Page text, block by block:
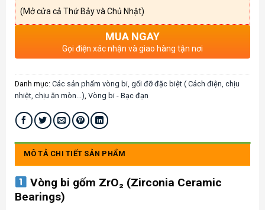
(Mở cửa cả Thứ Bảy và Chủ Nhật)
MUA NGAY
Gọi điện xác nhận và giao hàng tận nơi
Danh mục: Các sản phẩm vòng bi, gối đỡ đặc biệt ( Cách điện, chịu
nhiệt, chịu ăn mòn...) Vòng bi - Bạc đạn
MÔ TẢ CHI TIẾT SẢN PHẨM
Vòng bi gốm ZrO₂ (Zirconia Ceramic
Bearings)